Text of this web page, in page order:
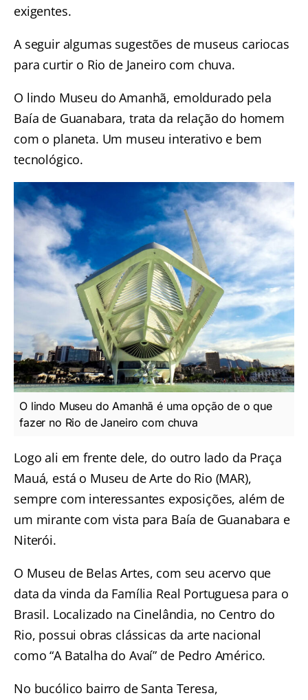
exigentes.
A seguir algumas sugestões de museus cariocas
para curtir o Rio de Janeiro com chuva.
O lindo Museu do Amanhã, emoldurado pela
Baía de Guanabara, trata da relação do homem
com o planeta. Um museu interativo e bem
tecnológico.
O lindo Museu do Amanhã é uma opção de o que
fazer no Rio de Janeiro com chuva
Logo ali em frente dele, do outro lado da Praça
Mauá, está o Museu de Arte do Rio (MAR),
sempre com interessantes exposições, além de
um mirante com vista para Baía de Guanabara e
Niterói.
O Museu de Belas Artes, com seu acervo que
data da vinda da Família Real Portuguesa para o
Brasil. Localizado na Cinelândia, no Centro do
Rio, possui obras clássicas da arte nacional
como “A Batalha do Avaí” de Pedro Américo.
No bucólico bairro de Santa Teresa,